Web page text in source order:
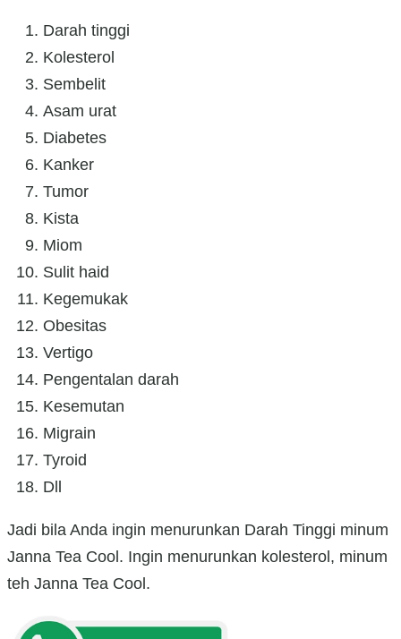
Darah tinggi
Kolesterol
Sembelit
Asam urat
Diabetes
Kanker
Tumor
Kista
Miom
Sulit haid
Kegemukak
Obesitas
Vertigo
Pengentalan darah
Kesemutan
Migrain
Tyroid
Dll
Jadi bila Anda ingin menurunkan Darah Tinggi minum
Janna Tea Cool. Ingin menurunkan kolesterol, minum
teh Janna Tea Cool.